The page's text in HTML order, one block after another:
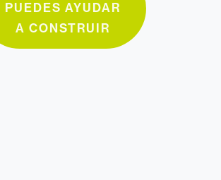
PUEDES AYUDAR
A CONSTRUIR